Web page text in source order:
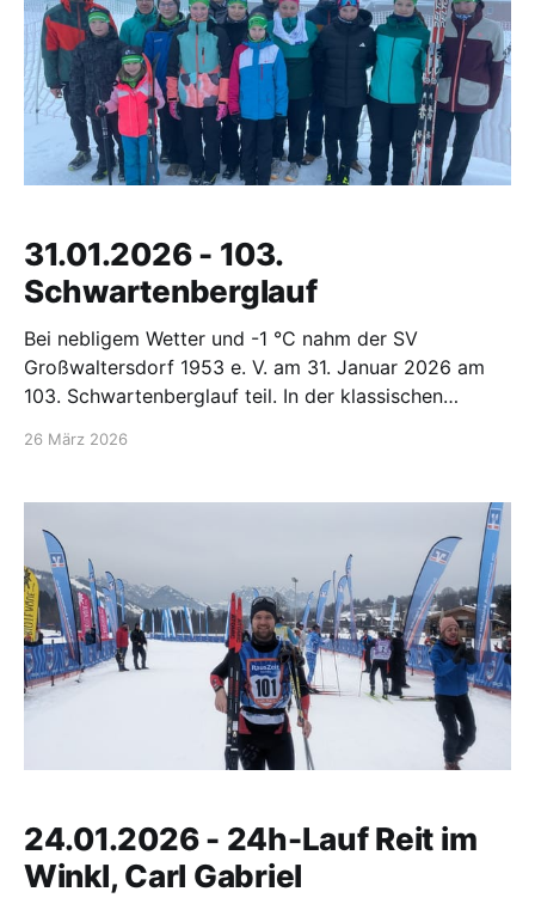
31.01.2026 - 103.
Schwartenberglauf
Bei nebligem Wetter und -1 °C nahm der SV
Großwaltersdorf 1953 e. V. am 31. Januar 2026 am
103. Schwartenberglauf teil. In der klassischen
absolviert werden. Unsere jüngste Starterin war
26 März 2026
24.01.2026 - 24h-Lauf Reit im
Winkl, Carl Gabriel